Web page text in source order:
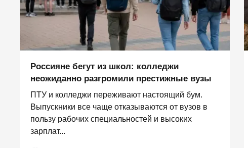
Россияне бегут из школ: колледжи
неожиданно разгромили престижные вузы
ПТУ и колледжи переживают настоящий бум.
Выпускники все чаще отказываются от вузов в
пользу рабочих специальностей и высоких
зарплат...